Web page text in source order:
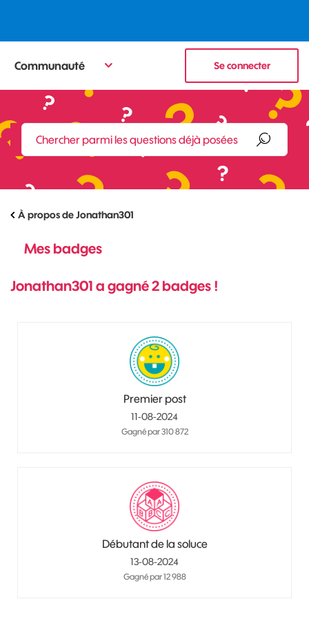
Communauté Se connecter
À propos de Jonathan301
Mes badges
Jonathan301 a gagné 2 badges !
Premier post
‎11-08-2024
Gagné par 310 872
Débutant de la soluce
‎13-08-2024
Gagné par 12 988